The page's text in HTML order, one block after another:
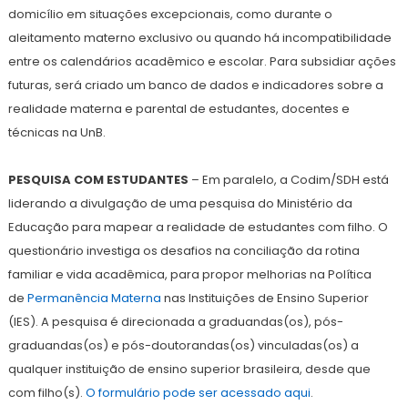
domicílio em situações excepcionais, como durante o
aleitamento materno exclusivo ou quando há incompatibilidade
entre os calendários acadêmico e escolar. Para subsidiar ações
futuras, será criado um banco de dados e indicadores sobre a
realidade materna e parental de estudantes, docentes e
técnicas na UnB.
PESQUISA COM ESTUDANTES – Em paralelo, a Codim/SDH está
liderando a divulgação de uma pesquisa do Ministério da
Educação para mapear a realidade de estudantes com filho. O
questionário investiga os desafios na conciliação da rotina
familiar e vida acadêmica, para propor melhorias na Política
de Permanência Materna nas Instituições de Ensino Superior
(IES). A pesquisa é direcionada a graduandas(os), pós-
graduandas(os) e pós-doutorandas(os) vinculadas(os) a
qualquer instituição de ensino superior brasileira, desde que
com filho(s). O formulário pode ser acessado aqui.